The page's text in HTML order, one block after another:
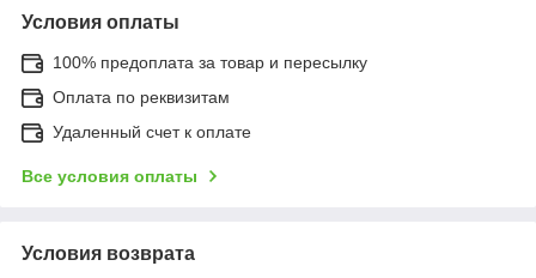
Условия оплаты
100% предоплата за товар и пересылку
Оплата по реквизитам
Удаленный счет к оплате
Все условия оплаты
Условия возврата